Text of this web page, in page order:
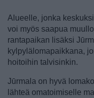
Alueelle, jonka
voi myös saapua
rantapaikan lisäksi
kylpylälomapaikkana,
hoitoihin talvisinkin.
Jūrmala on hyvä
lähteä omatoimiselle